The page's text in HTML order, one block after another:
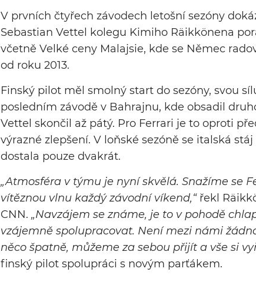
V prvních čtyřech závodech letošní sezóny
Sebastian Vettel kolegu Kimiho Räikkönena
včetně Velké ceny Malajsie, kde se Němec
od roku 2013.
Finský pilot měl smolný start do sezóny, svou
posledním závodě v Bahrajnu, kde obsadil
Vettel skončil až pátý. Pro Ferrari je to oproti
výrazné zlepšení. V loňské sezóně se italská
dostala pouze dvakrát.
„Atmosféra v týmu je nyní skvělá. Snažíme se
vítěznou vlnu každý závodní víkend,“řekl
CNN. „Navzájem se známe, je to v pohodě
vzájemně spolupracovat. Není mezi námi
něco špatně, můžeme za sebou přijít a vše si
finský pilot spolupráci s novým parťákem.